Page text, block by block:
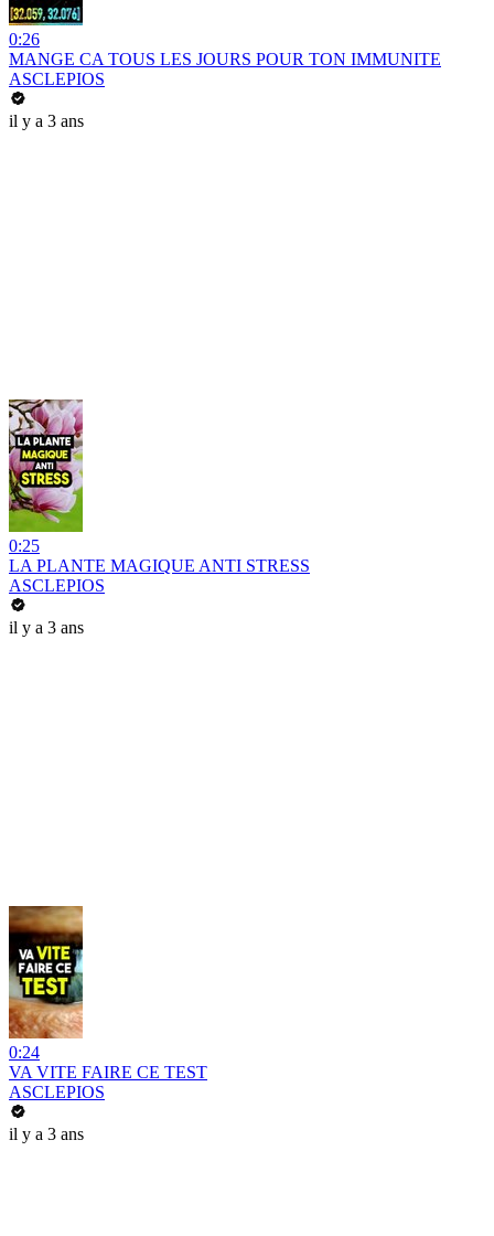
0:26
MANGE CA TOUS LES JOURS POUR TON IMMUNITE
ASCLEPIOS
il y a 3 ans
0:25
LA PLANTE MAGIQUE ANTI STRESS
ASCLEPIOS
il y a 3 ans
0:24
VA VITE FAIRE CE TEST
ASCLEPIOS
il y a 3 ans